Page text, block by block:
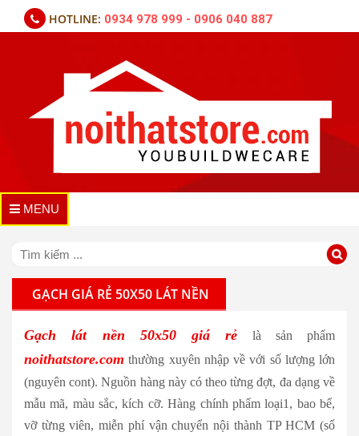
HOTLINE: 0934 978 999 - 0906 040 887
MENU
GẠCH GIÁ RẺ 50X50 LÁT NỀN
Gạch lát nền 50x50 giá rẻ là sản phẩm
noithatstore.com thường xuyên nhập về với số lượng lớn
(nguyên cont). Nguồn hàng này có theo từng đợt, đa dạng về
mẫu mã, màu sắc, kích cỡ. Hàng chính phẩm loại1, bao bể,
vỡ từng viên, miễn phí vận chuyển nội thành TP HCM (số